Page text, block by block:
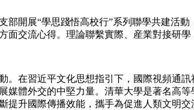
新闻
国足 国际足球 网球 综合体育 亚冬
足球道路
展“學思踐悟高校行”系列聯學共建活動
交流心得。理論聯繫實際、産業對接研
在習近平文化思想指引下，國際視頻通
體外交的中堅力量。清華大學是著名高
升國際傳播效能，攜手為促進人類文明